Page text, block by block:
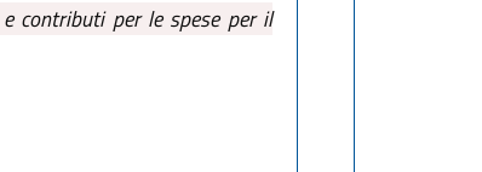
e contributi per le spese per il